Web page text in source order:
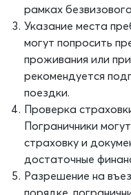
рамках
Указание места
могут попросить
проживания или
рекомендуется
поездки.
Проверка
Пограничники
страховку и
достаточные
Разрешение на
порядке,